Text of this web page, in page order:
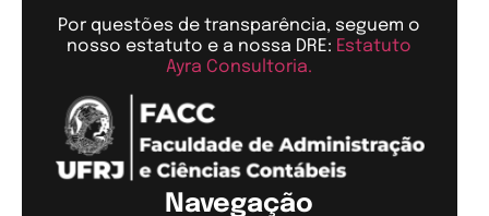
Por questões de transparência, seguem o
nosso estatuto e a nossa DRE: Estatuto
Ayra Consultoria.
Navegação